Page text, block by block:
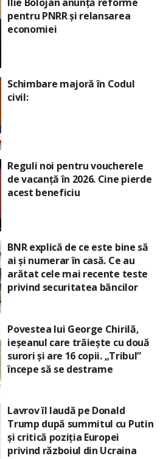
pentru PNRR și relansarea
economiei
Schimbare majoră în Codul
civil:
Reguli noi pentru voucherele
de vacanță în 2026. Cine pierde
acest beneficiu
BNR explică de ce este bine să
ai și numerar în casă. Ce au
arătat cele mai recente teste
privind securitatea băncilor
Povestea lui George Chirilă,
ieșeanul care trăiește cu două
surori și are 16 copii. „Tribul”
începe să se destrame
Lavrov îl laudă pe Donald
Trump după summitul cu Putin
și critică poziția Europei
privind războiul din Ucraina